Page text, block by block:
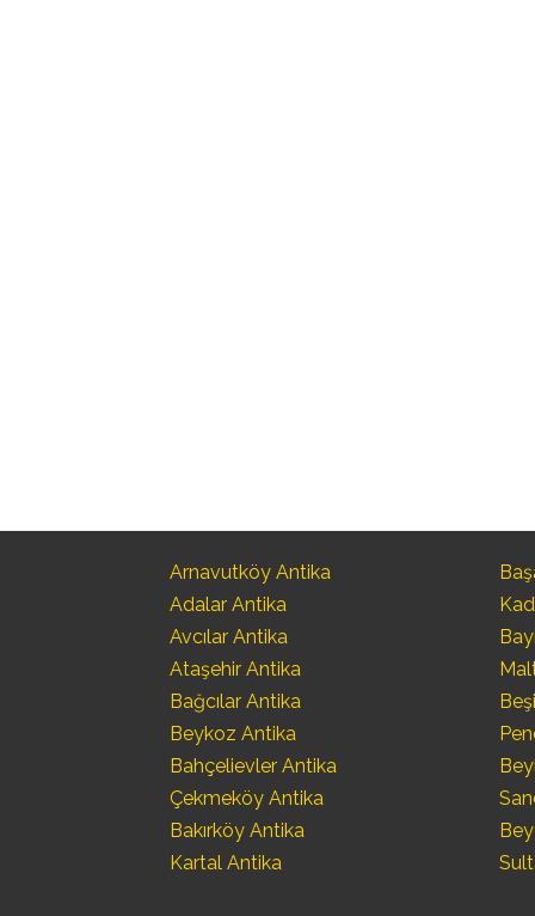
Arnavutköy Antika
Adalar Antika
Avcılar Antika
Ataşehir Antika
Bağcılar Antika
Beykoz Antika
Bahçelievler Antika
Çekmeköy Antika
Bakırköy Antika
Kartal Antika